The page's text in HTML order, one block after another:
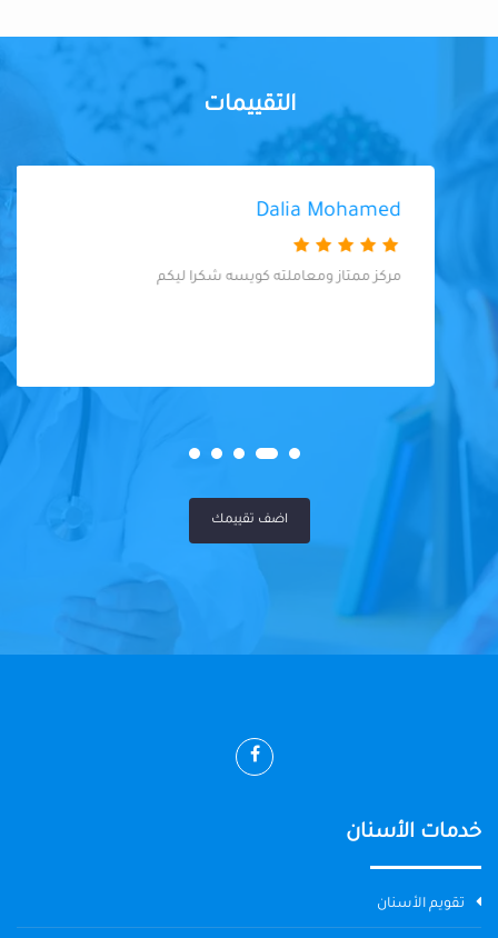
التقييمات
Dalia Mohamed
مركز ممتاز ومعاملته كويسه شكرا ليكم
اضف تقييمك
خدمات الأسنان
تقويم الأسنان